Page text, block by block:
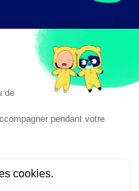
Mentions légales